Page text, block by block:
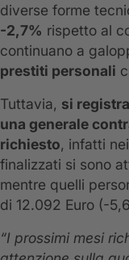
diverse forme
-2,7% rispetto al
continuano a
prestiti personali
Tuttavia, si
una generale
richiesto, infatti
finalizzati si sono
mentre quelli
di 12.092 Euro (-
“I prossimi mesi